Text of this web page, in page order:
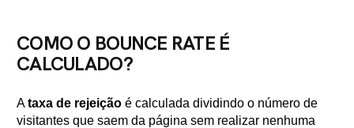
COMO O BOUNCE RATE É
CALCULADO?
Ataxa de rejeição é calculada dividindo o número de
visitantes que saem da página sem realizar nenhuma